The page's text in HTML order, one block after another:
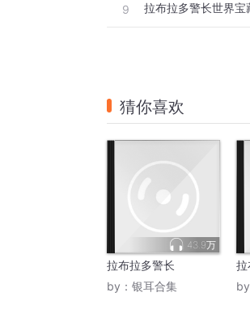
9
猜你喜欢
43.9万
拉布拉多警长
by： 银耳合集
拉
by